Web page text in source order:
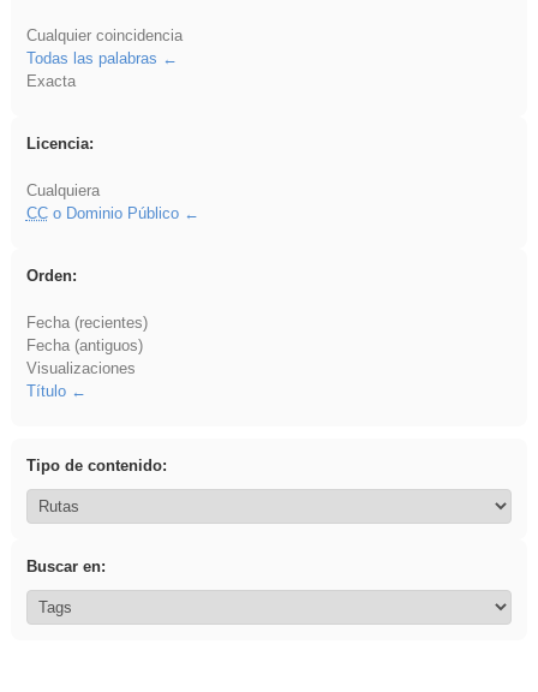
Cualquier coincidencia
Todas las palabras
Exacta
Licencia:
Cualquiera
CCo Dominio Público
Orden:
Fecha (recientes)
Fecha (antiguos)
Visualizaciones
Título
Tipo de contenido:
Buscar en: